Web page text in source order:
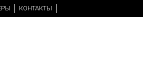
КОНТАКТЫ